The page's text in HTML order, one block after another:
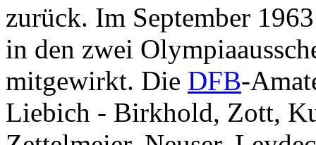
zurück. Im September
in den zwei
mitgewirkt. Die DFB-
Liebich - Birkhold, Zott,